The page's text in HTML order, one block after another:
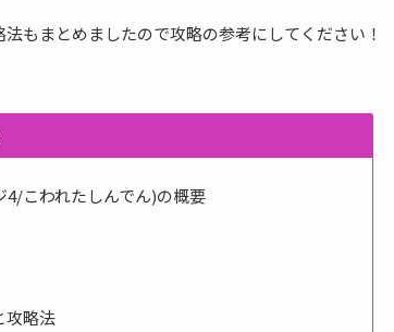
もまとめましたので攻略の参考にしてください！
こわれたしんでん)の概要
攻略法